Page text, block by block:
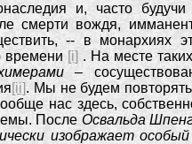
и, часто
смерти вождя,
-- в монархиях
времени [i] . На месте
–
[ii]. Мы не будем
нас здесь,
После Освальда
изображает